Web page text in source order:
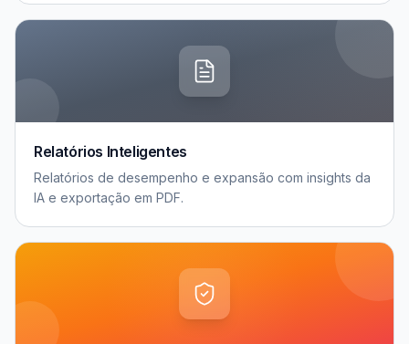
Relatórios Inteligentes
Relatórios de desempenho e expansão com insights da
IA e exportação em PDF.